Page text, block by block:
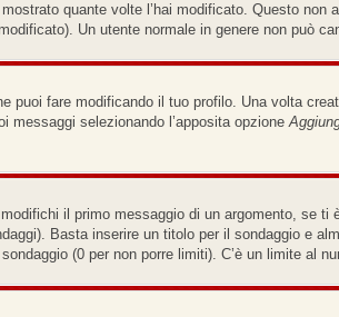
quante volte l’hai modificato. Questo
Un utente normale in genere non può
puoi fare modificando il tuo profilo. Una volta
messaggi selezionando l’apposita opzione
il primo messaggio di un argomento, se
Basta inserire un titolo per il sondaggio e
(0 per non porre limiti). C’è un limite al